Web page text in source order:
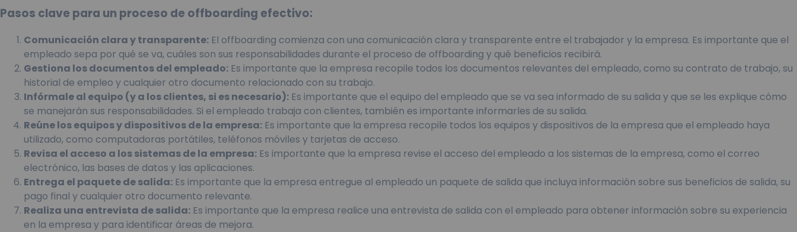
Pasos clave para un proceso de offboarding efectivo:
Comunicación clara y transparente: El offboarding comienza con una comunicación clara y transparente entre el trabajador y la empresa. Es importante que el
empleado sepa por qué se va, cuáles son sus responsabilidades durante el proceso de offboarding y qué beneficios recibirá.
Gestiona los documentos del empleado: Es importante que la empresa recopile todos los documentos relevantes del empleado, como su contrato de trabajo, su
historial de empleo y cualquier otro documento relacionado con su trabajo.
Infórmale al equipo (y a los clientes, si es necesario): Es importante que el equipo del empleado que se va sea informado de su salida y que se les explique cómo
se manejarán sus responsabilidades. Si el empleado trabaja con clientes, también es importante informarles de su salida.
Reúne los equipos y dispositivos de la empresa: Es importante que la empresa recopile todos los equipos y dispositivos de la empresa que el empleado haya
utilizado, como computadoras portátiles, teléfonos móviles y tarjetas de acceso.
Revisa el acceso a los sistemas de la empresa: Es importante que la empresa revise el acceso del empleado a los sistemas de la empresa, como el correo
electrónico, las bases de datos y las aplicaciones.
Entrega el paquete de salida: Es importante que la empresa entregue al empleado un paquete de salida que incluya información sobre sus beneficios de salida, su
pago final y cualquier otro documento relevante.
Realiza una entrevista de salida: Es importante que la empresa realice una entrevista de salida con el empleado para obtener información sobre su experiencia
en la empresa y para identificar áreas de mejora.